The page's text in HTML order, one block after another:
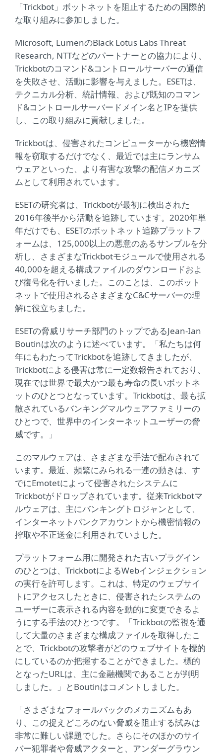
「Trickbot」ボットネットを阻止するための国際的
な取り組みに参加しました。
Microsoft, LumenのBlack Lotus Labs Threat
Research, NTTなどのパートナーとの協力により、
Trickbotのコマンド&コントロールサーバーの通信
を失敗させ、活動に影響を与えました。ESETは、
テクニカル分析、統計情報、および既知のコマン
ド&コントロールサーバードメイン名とIPを提供
し、この取り組みに貢献しました。
Trickbotは、侵害されたコンピューターから機密情
報を窃取するだけでなく、最近では主にランサム
ウェアといった、より有害な攻撃の配信メカニズ
ムとして利用されています。
ESETの研究者は、Trickbotが最初に検出された
2016年後半から活動を追跡しています。2020年単
年だけでも、ESETのボットネット追跡プラットフ
ォームは、125,000以上の悪意のあるサンプルを分
析し、さまざまなTrickbotモジュールで使用される
40,000を超える構成ファイルのダウンロードおよ
び復号化を行いました。このことは、このボット
ネットで使用されるさまざまなC&Cサーバーの理
解に役立ちました。
ESETの脅威リサーチ部門のトップであるJean-Ian
Boutinは次のように述べています。「私たちは何
年にもわたってTrickbotを追跡してきましたが、
Trickbotによる侵害は常に一定数報告されており、
現在では世界で最大かつ最も寿命の長いボットネ
ットのひとつとなっています。Trickbotは、最も拡
散されているバンキングマルウェアファミリーの
ひとつで、世界中のインターネットユーザーの脅
威です。」
このマルウェアは、さまざまな手法で配布されて
います。最近、頻繁にみられる一連の動きは、す
でにEmotetによって侵害されたシステムに
Trickbotがドロップされています。従来Trickbotマ
ルウェアは、主にバンキングトロジャンとして、
インターネットバンクアカウントから機密情報の
搾取や不正送金に利用されていました。
プラットフォーム用に開発された古いプラグイン
のひとつは、TrickbotによるWebインジェクション
の実行を許可します。これは、特定のウェブサイ
トにアクセスしたときに、侵害されたシステムの
ユーザーに表示される内容を動的に変更できるよ
うにする手法のひとつです。「Trickbotの監視を通
して大量のさまざまな構成ファイルを取得したこ
とで、Trickbotの攻撃者がどのウェブサイトを標的
にしているのか把握することができました。標的
となったURLは、主に金融機関であることが判明
しました。」とBoutinはコメントしました。
「さまざまなフォールバックのメカニズムもあ
り、この捉えどころのない脅威を阻止する試みは
非常に難しい課題でした。さらにそのほかのサイ
バー犯罪者や脅威アクターと、アンダーグラウン